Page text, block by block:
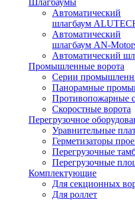
Шлагбаумы
Автоматический
шлагбаум
Автоматический
шлагбаум AN-
Автоматический
Промышленные ворота
Серии
Панорамные
Противопожарные
Скоростные ворота
Перегрузочное
Уравнительные
Герметизаторы
Перегрузочные
Перегрузочные
Комплектующие
Для секционных
Для роллет